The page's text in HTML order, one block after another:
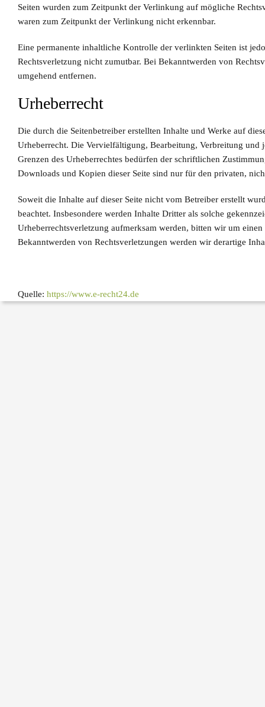
Seiten wurden zum Zeitpunkt der Verlinkung auf mögliche
waren zum Zeitpunkt der Verlinkung nicht erkennbar.
Eine permanente inhaltliche Kontrolle der verlinkten Seiten ist
Rechtsverletzung nicht zumutbar. Bei Bekanntwerden von
umgehend entfernen.
Urheberrecht
Die durch die Seitenbetreiber erstellten Inhalte und Werke auf
Urheberrecht. Die Vervielfältigung, Bearbeitung, Verbreitung und
Grenzen des Urheberrechtes bedürfen der schriftlichen
Downloads und Kopien dieser Seite sind nur für den privaten,
Soweit die Inhalte auf dieser Seite nicht vom Betreiber erstellt
beachtet. Insbesondere werden Inhalte Dritter als solche
Urheberrechtsverletzung aufmerksam werden, bitten wir um
Bekanntwerden von Rechtsverletzungen werden wir derartige
Quelle: https://www.e-recht24.de